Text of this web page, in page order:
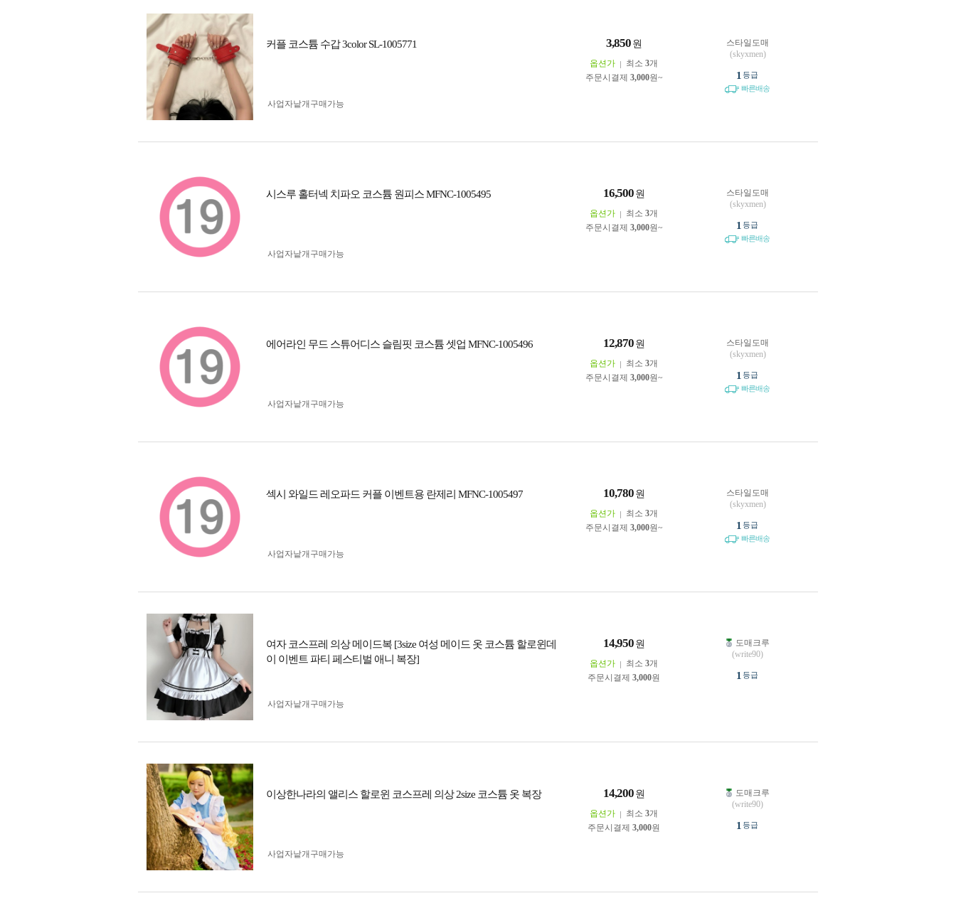
커플 코스튬 수갑 3color SL-1005771 3,850 원
옵션가 최소 3개
주문시결제 3,000원~
사업자 낱개구매가능
스타일도매
(skyxmen)
1 등급
빠른배송
시스루 홀터넥 치파오 코스튬 원피스 MFNC-1005495 16,500 원
옵션가 최소 3개
주문시결제 3,000원~
사업자 낱개구매가능
스타일도매
(skyxmen)
1 등급
빠른배송
에어라인 무드 스튜어디스 슬림핏 코스튬 셋업 MFNC-1005496 12,870 원
옵션가 최소 3개
주문시결제 3,000원~
사업자 낱개구매가능
스타일도매
(skyxmen)
1 등급
빠른배송
섹시 와일드 레오파드 커플 이벤트용 란제리 MFNC-1005497 10,780 원
옵션가 최소 3개
주문시결제 3,000원~
사업자 낱개구매가능
스타일도매
(skyxmen)
1 등급
빠른배송
여자 코스프레 의상 메이드복 [3size 여성 메이드 옷 코스튬 할로윈데
이 이벤트 파티 페스티벌 애니 복장]
14,950 원
옵션가 최소 3개
주문시결제 3,000원
사업자 낱개구매가능
도매크루
(write90)
1 등급
이상한나라의 앨리스 할로윈 코스프레 의상 2size 코스튬 옷 복장 14,200 원
옵션가 최소 3개
주문시결제 3,000원
사업자 낱개구매가능
도매크루
(write90)
1 등급